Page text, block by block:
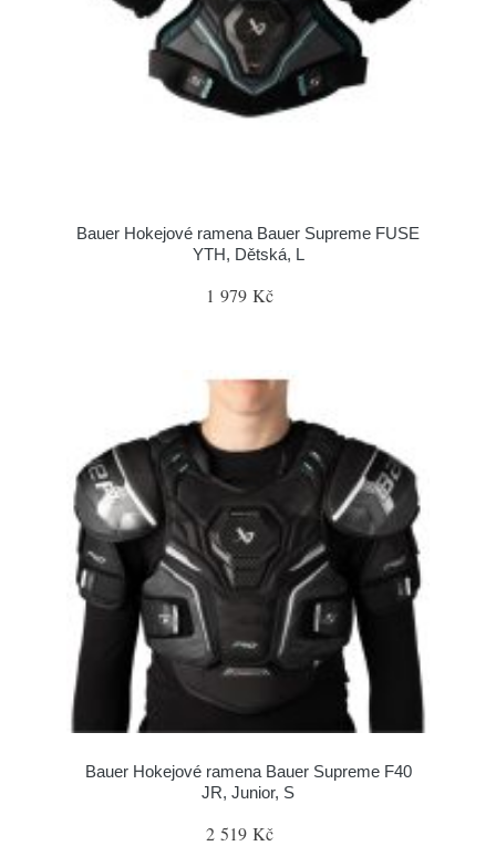
Bauer Hokejové ramena Bauer Supreme FUSE
YTH, Dětská, L
1 979 Kč
Bauer Hokejové ramena Bauer Supreme F40
JR, Junior, S
2 519 Kč